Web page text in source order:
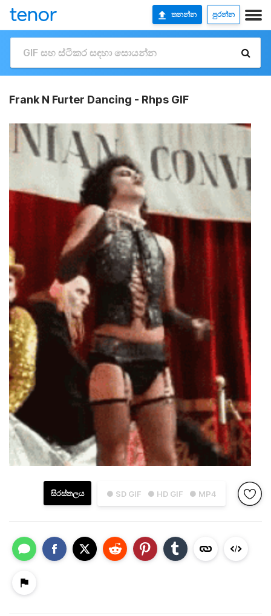
තනන්න පුරන්න
Frank N Furter Dancing - Rhps GIF
● SD GIF ● HD GIF ● MP4
සිරස්තලය